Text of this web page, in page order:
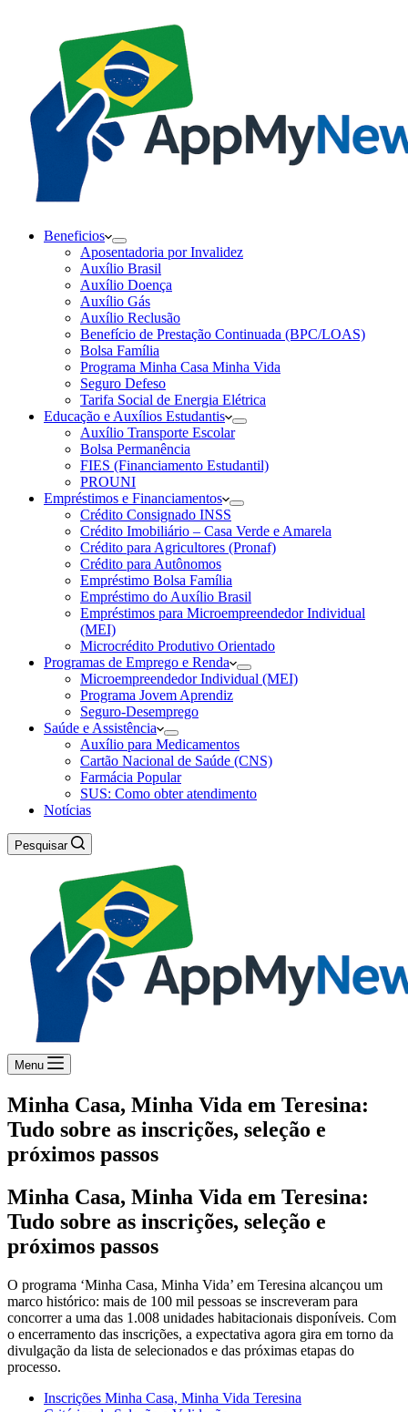
Beneficios
Aposentadoria por Invalidez
Auxílio Brasil
Auxílio Doença
Auxílio Gás
Auxílio Reclusão
Benefício de Prestação Continuada (BPC/LOAS)
Bolsa Família
Programa Minha Casa Minha Vida
Seguro Defeso
Tarifa Social de Energia Elétrica
Educação e Auxílios Estudantis
Auxílio Transporte Escolar
Bolsa Permanência
FIES (Financiamento Estudantil)
PROUNI
Empréstimos e Financiamentos
Crédito Consignado INSS
Crédito Imobiliário – Casa Verde e Amarela
Crédito para Agricultores (Pronaf)
Crédito para Autônomos
Empréstimo Bolsa Família
Empréstimo do Auxílio Brasil
Empréstimos para Microempreendedor Individual
(MEI)
Microcrédito Produtivo Orientado
Programas de Emprego e Renda
Microempreendedor Individual (MEI)
Programa Jovem Aprendiz
Seguro-Desemprego
Saúde e Assistência
Auxílio para Medicamentos
Cartão Nacional de Saúde (CNS)
Farmácia Popular
SUS: Como obter atendimento
Notícias
Pesquisar
Menu
Minha Casa, Minha Vida em Teresina:
Tudo sobre as inscrições, seleção e
próximos passos
Minha Casa, Minha Vida em Teresina:
Tudo sobre as inscrições, seleção e
próximos passos
O programa ‘Minha Casa, Minha Vida’ em Teresina alcançou um
marco histórico: mais de 100 mil pessoas se inscreveram para
concorrer a uma das 1.008 unidades habitacionais disponíveis. Com
o encerramento das inscrições, a expectativa agora gira em torno da
divulgação da lista de selecionados e das próximas etapas do
processo.
Inscrições Minha Casa, Minha Vida Teresina